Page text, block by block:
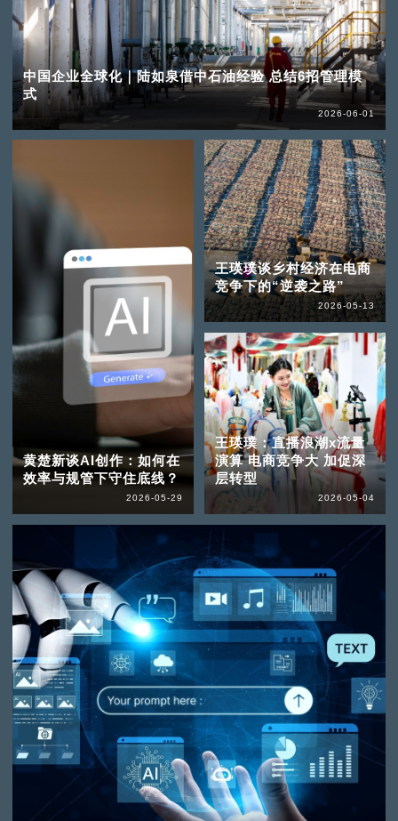
中国企业全球化｜陆如泉借中石油经验 总结6招管理模
式
2026-06-01
黄楚新谈AI创作：如何在
效率与规管下守住底线？
2026-05-29
王瑛璞谈乡村经济在电商
竞争下的“逆袭之路”
2026-05-13
王瑛璞：直播浪潮x流量
演算 电商竞争大 加促深
层转型
2026-05-04